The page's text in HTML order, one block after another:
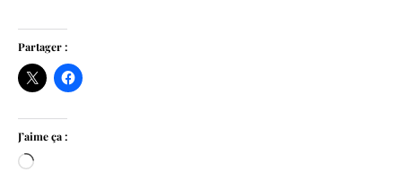
Partager :
J’aime ça :
Chargement…